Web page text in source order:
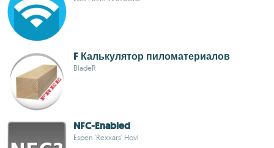
F Калькулятор пиломатериалов
BladeR
NFC-Enabled
Espen 'Rexxars' Hovl